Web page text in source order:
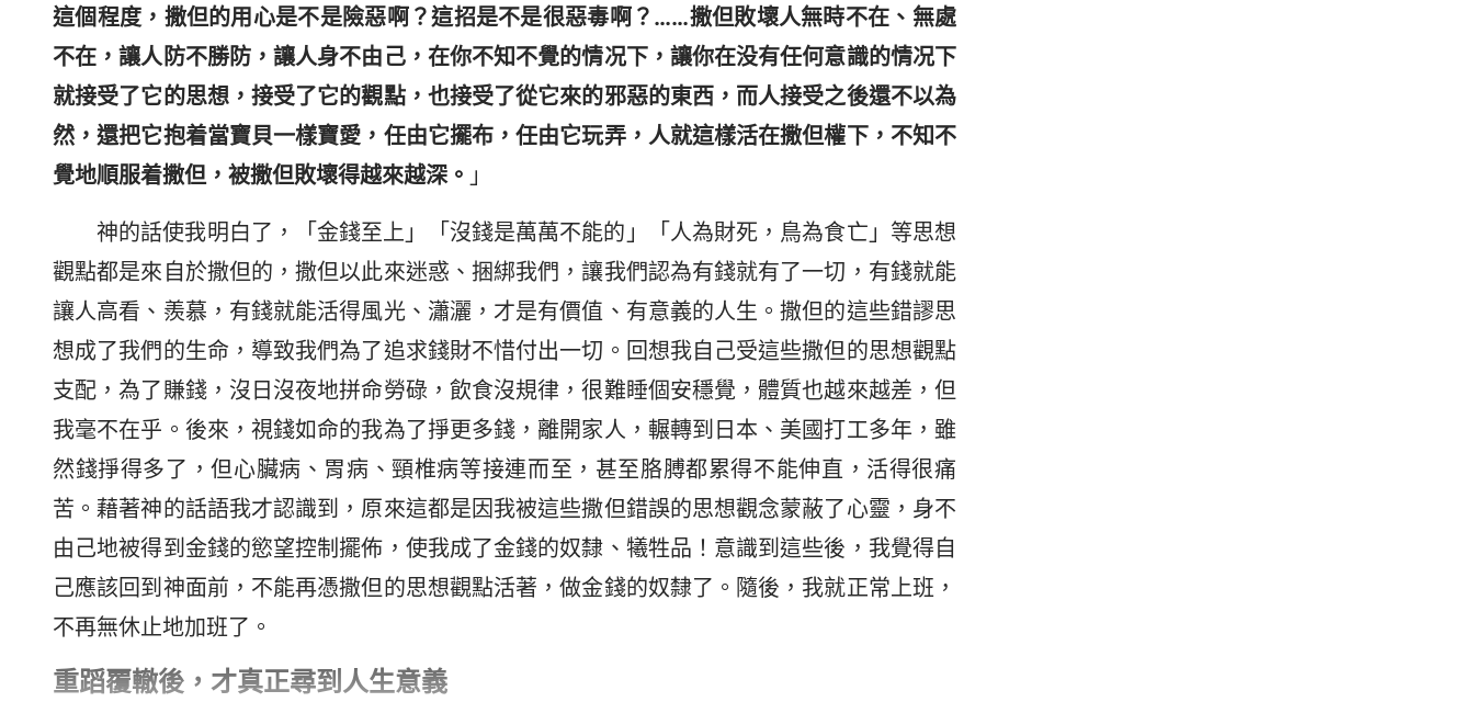
這個程度，撒但的用心是不是險惡啊？這招是不是很惡毒啊？……撒但敗壞人無時不在、無處
不在，讓人防不勝防，讓人身不由己，在你不知不覺的情况下，讓你在没有任何意識的情况下
就接受了它的思想，接受了它的觀點，也接受了從它來的邪惡的東西，而人接受之後還不以為
然，還把它抱着當寶貝一樣寶愛，任由它擺布，任由它玩弄，人就這樣活在撒但權下，不知不
覺地順服着撒但，被撒但敗壞得越來越深。 」
神的話使我明白了，「金錢至上」「沒錢是萬萬不能的」「人為財死，鳥為食亡」等思想
觀點都是來自於撒但的，撒但以此來迷惑、捆綁我們，讓我們認為有錢就有了一切，有錢就能
讓人高看、羨慕，有錢就能活得風光、瀟灑，才是有價值、有意義的人生。撒但的這些錯謬思
想成了我們的生命，導致我們為了追求錢財不惜付出一切。回想我自己受這些撒但的思想觀點
支配，為了賺錢，沒日沒夜地拼命勞碌，飲食沒規律，很難睡個安穩覺，體質也越來越差，但
我毫不在乎。後來，視錢如命的我為了掙更多錢，離開家人，輾轉到日本、美國打工多年，雖
然錢掙得多了，但心臟病、胃病、頸椎病等接連而至，甚至胳膊都累得不能伸直，活得很痛
苦。藉著神的話語我才認識到，原來這都是因我被這些撒但錯誤的思想觀念蒙蔽了心靈，身不
由己地被得到金錢的慾望控制擺佈，使我成了金錢的奴隸、犧牲品！意識到這些後，我覺得自
己應該回到神面前，不能再憑撒但的思想觀點活著，做金錢的奴隸了。隨後，我就正常上班，
不再無休止地加班了。
重蹈覆轍後，才真正尋到人生意義